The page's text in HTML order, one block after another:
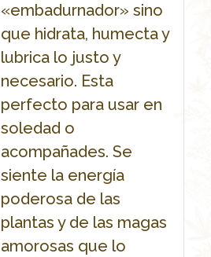
«embadurnador» sino
que hidrata, humecta y
lubrica lo justo y
necesario. Esta
perfecto para usar en
soledad o
acompañades. Se
siente la energía
poderosa de las
plantas y de las magas
amorosas que lo